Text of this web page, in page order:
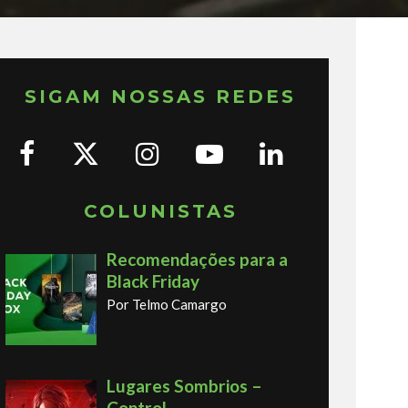
SIGAM NOSSAS REDES
COLUNISTAS
Recomendações para a
Black Friday
Por Telmo Camargo
Lugares Sombrios –